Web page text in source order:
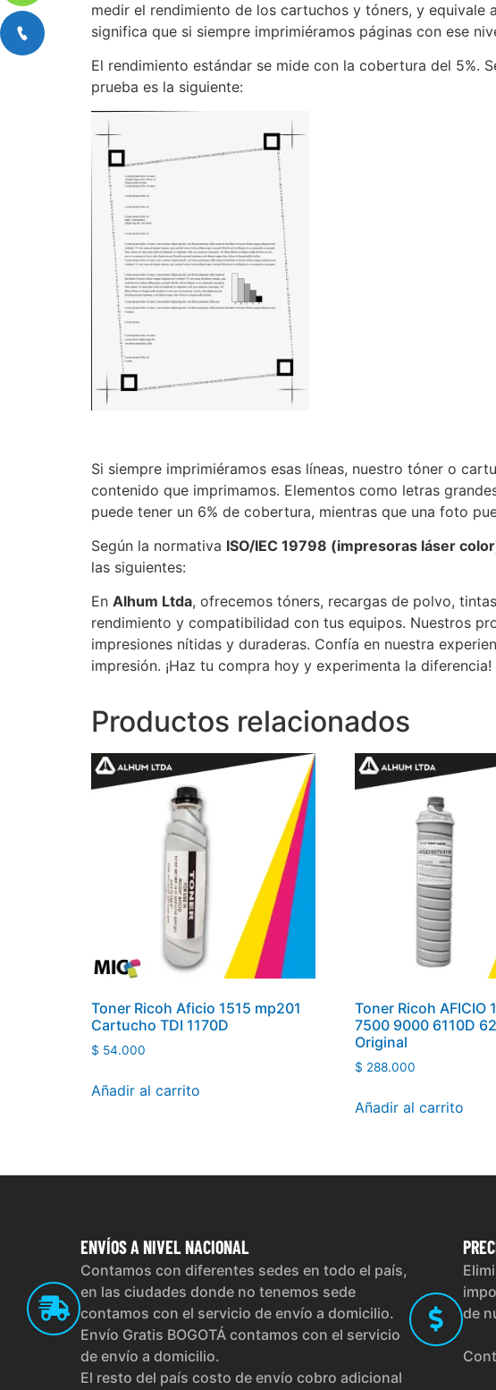
medir el rendimiento de los cartuchos y tóners, y equivale
significa que si siempre imprimiéramos páginas con ese
El rendimiento estándar se mide con la cobertura del 5%.
prueba es la siguiente:
Si siempre imprimiéramos esas líneas, nuestro tóner o
contenido que imprimamos. Elementos como letras
puede tener un 6% de cobertura, mientras que una foto
Según la normativa ISO/IEC 19798 (impresoras láser
las siguientes:
En Alhum Ltda, ofrecemos tóners, recargas de polvo,
rendimiento y compatibilidad con tus equipos. Nuestros
impresiones nítidas y duraderas. Confía en nuestra
impresión. ¡Haz tu compra hoy y experimenta la diferencia!
Productos relacionados
Toner Ricoh Aficio 1515 mp201
Cartucho TDI 1170D
$ 54.000
Añadir al carrito
Toner Ricoh AFICIO
7500 9000 6110D
Original
$ 288.000
Añadir al carrito
ENVÍOSA NIVEL NACIONAL
Contamos con diferentes sedes en todo el país,
en las ciudades donde no tenemos sede
contamos con el servicio de envío a domicilio.
Envío Gratis BOGOTÁ contamos con el servicio
de envío a domicilio.
El resto del país costo de envío cobro adicional
de